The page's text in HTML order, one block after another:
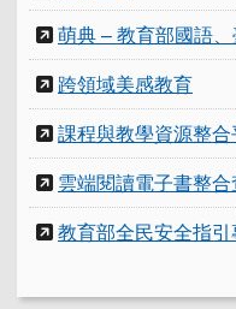
萌典 – 教育部國語
跨領域美感教育
課程與教學資源整合
雲端閱讀電子書整
教育部全民安全指引